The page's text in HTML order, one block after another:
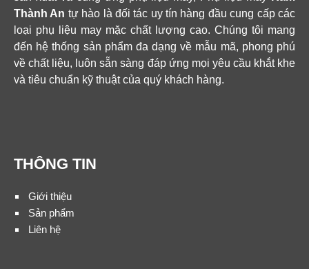
Thành An tự hào là đối tác uy tín hàng đầu cung cấp các
loại phụ liệu may mặc chất lượng cao. Chúng tôi mang
đến hệ thống sản phẩm đa dạng về mẫu mã, phong phú
về chất liệu, luôn sẵn sàng đáp ứng mọi yêu cầu khắt khe
và tiêu chuẩn kỹ thuật của quý khách hàng.
THÔNG TIN
Giới thiệu
Sản phẩm
Liên hệ